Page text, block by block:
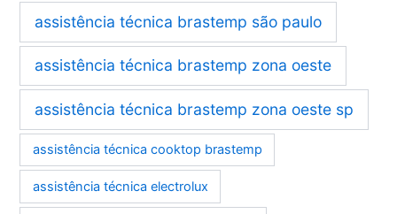
assistência técnica brastemp são paulo
assistência técnica brastemp zona oeste
assistência técnica brastemp zona oeste sp
assistência técnica cooktop brastemp
assistência técnica electrolux